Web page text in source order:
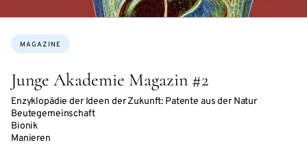
Junge Akademie Magazin #2
Enzyklopädie der Ideen der Zukunft: Patente aus der Natur
Beutegemeinschaft
Bionik
Manieren
Topics:
MAGAZINE